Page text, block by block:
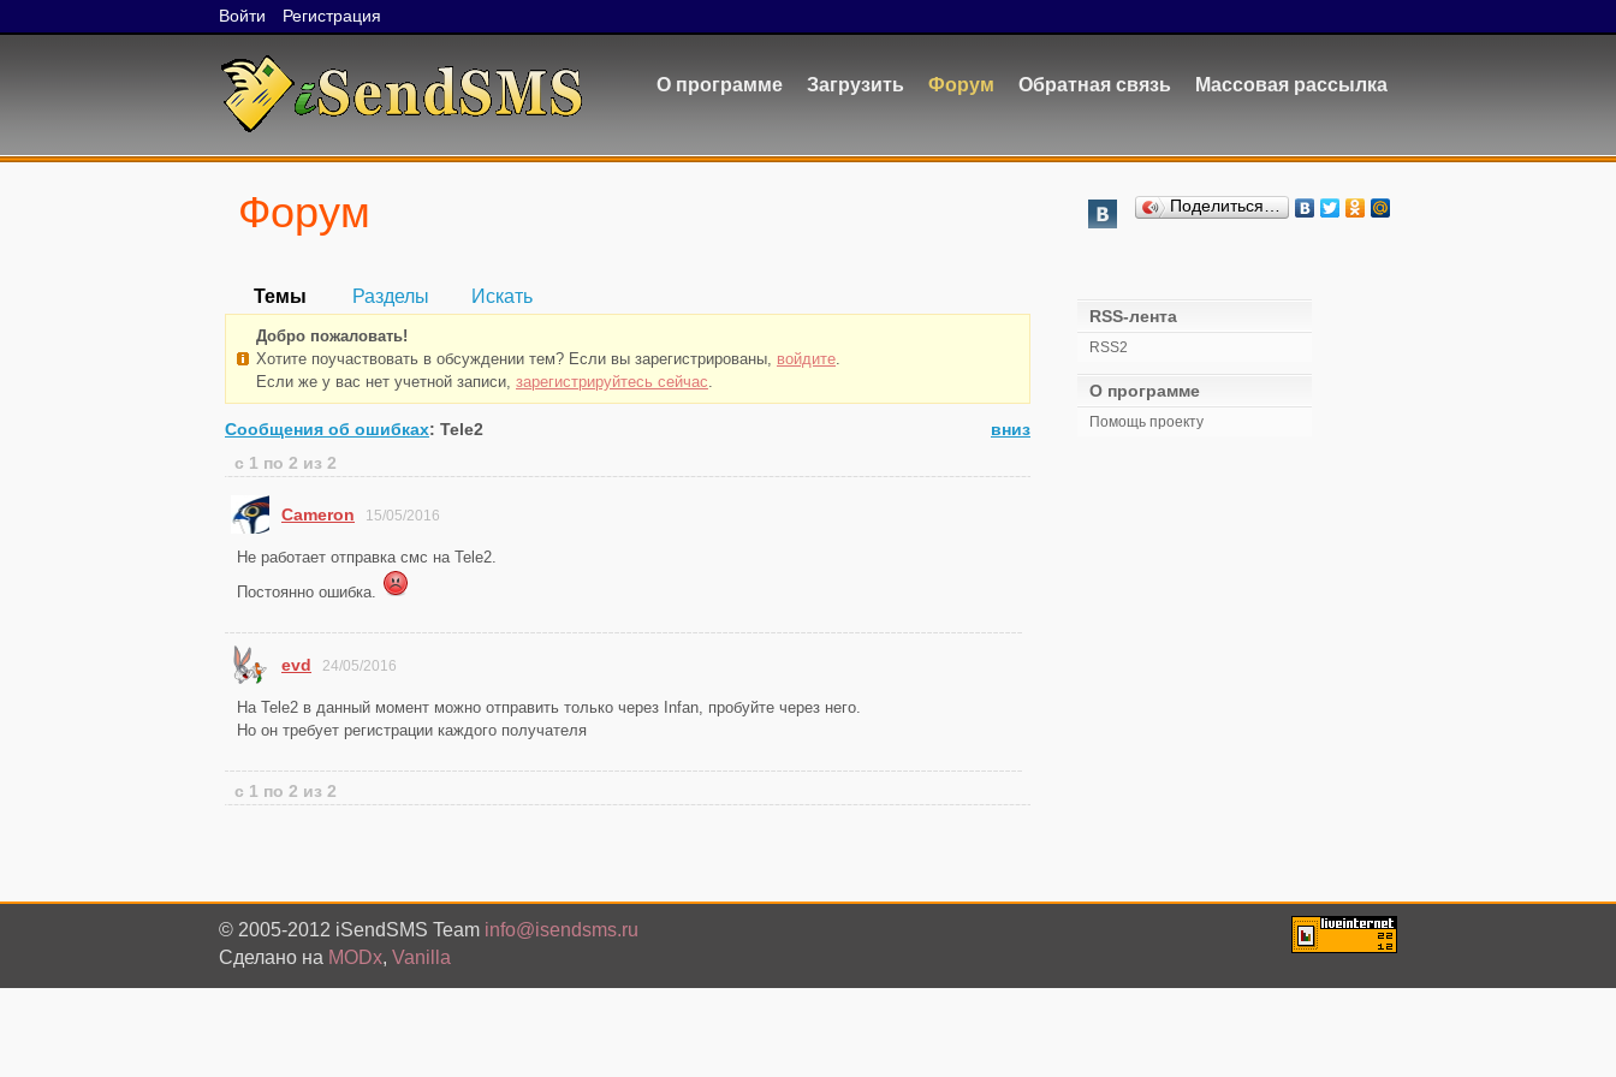
Войти Регистрация
О программе Загрузить Форум Обратная связь Массовая рассылка
Поделиться…
Форум
RSS-лента
RSS2
О программе
Помощь проекту
Темы Разделы Искать
Добро пожаловать!
Хотите поучаствовать в обсуждении тем? Если вы зарегистрированы, войдите.
Если же у вас нет учетной записи, зарегистрируйтесь сейчас.
Сообщения об ошибках: Tele2
вниз
с 1 по 2 из 2
Cameron 15/05/2016
Не работает отправка смс на Tele2.
Постоянно ошибка.
evd 24/05/2016
На Tele2 в данный момент можно отправить только через Infan, пробуйте через него.
Но он требует регистрации каждого получателя
с 1 по 2 из 2
© 2005-2012 iSendSMS Team info@isendsms.ru
Сделано на MODx, Vanilla